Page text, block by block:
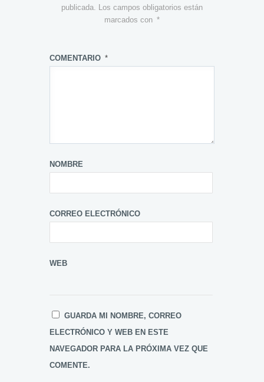
publicada. Los campos obligatorios están
marcados con *
COMENTARIO *
NOMBRE
CORREO ELECTRÓNICO
WEB
GUARDA MI NOMBRE, CORREO
ELECTRÓNICO Y WEB EN ESTE
NAVEGADOR PARA LA PRÓXIMA VEZ QUE
COMENTE.